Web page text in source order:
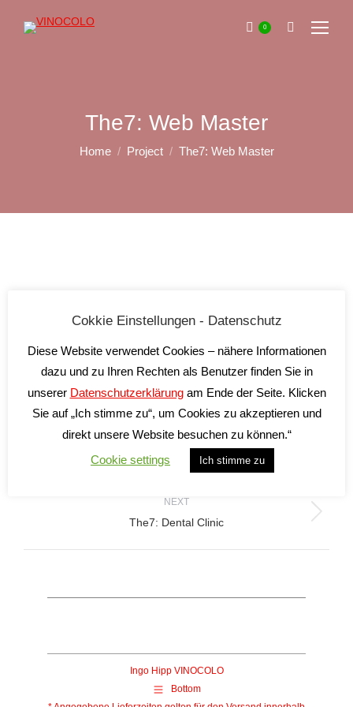
0 Search:
The7: Web Master
You are here:
Home Project The7: Web Master
View demo
Category: One page ByVINOCOLO Juni 20, 2019
Project
navigation
PREVIOUS
Previous
The7: Small Store (WooCommerce)
NEXT
Next
The7: Dental Clinic
Ingo Hipp VINOCOLO
Bottom
Cokkie Einstellungen - Datenschutz
Diese Website verwendet Cookies – nähere Informationen
dazu und zu Ihren Rechten als Benutzer finden Sie in
unserer Datenschutzerklärungam Ende der Seite. Klicken
Sie auf „Ich stimme zu“, um Cookies zu akzeptieren und
direkt unsere Website besuchen zu können.“
Cookie settings
Ich stimme zu